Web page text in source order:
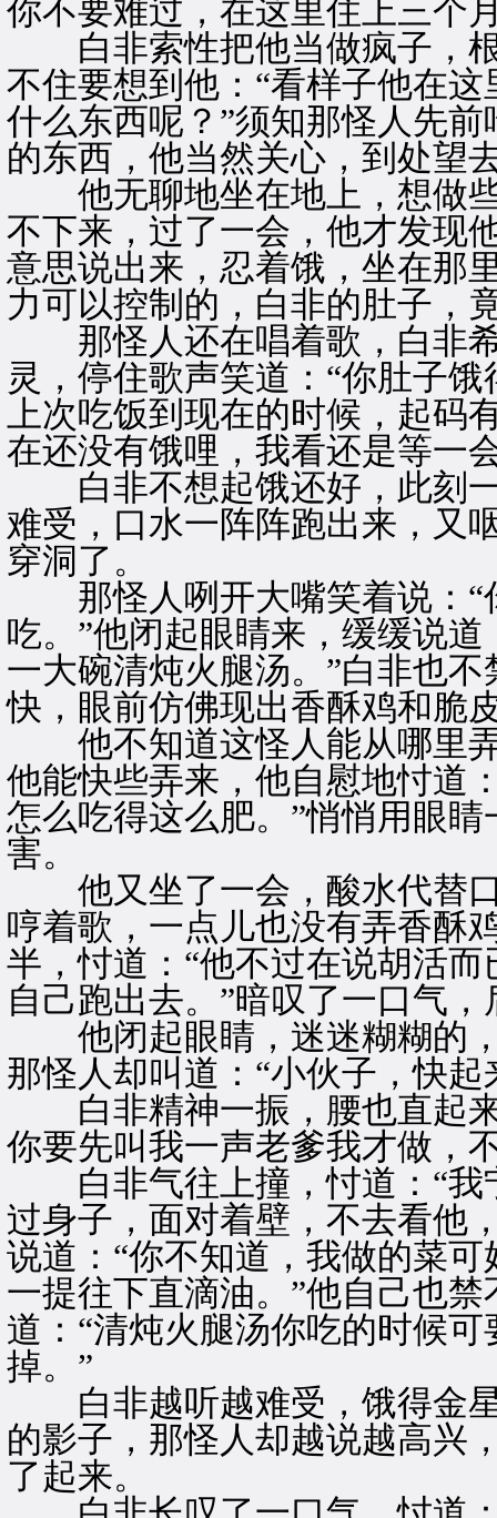
你不要难过，在这里住上三个
白非索性把他当做疯子，根
不住要想到他：“看样子他在
什么东西呢？”须知那怪人先
的东西，他当然关心，到处望
他无聊地坐在地上，想做些
不下来，过了一会，他才发现
意思说出来，忍着饿，坐在那
力可以控制的，白非的肚子，
那怪人还在唱着歌，白非希
灵，停住歌声笑道：“你肚子
上次吃饭到现在的时候，起码
在还没有饿哩，我看还是等一
白非不想起饿还好，此刻一
难受，口水一阵阵跑出来，又
穿洞了。
那怪人咧开大嘴笑着说：“
吃。”他闭起眼睛来，缓缓说
一大碗清炖火腿汤。”白非也
快，眼前仿佛现出香酥鸡和脆
他不知道这怪人能从哪里弄
他能快些弄来，他自慰地忖道
怎么吃得这么肥。”悄悄用眼
害。
他又坐了一会，酸水代替口
哼着歌，一点儿也没有弄香酥
半，忖道：“他不过在说胡活
自己跑出去。”暗叹了一口气
他闭起眼睛，迷迷糊糊的，
那怪人却叫道：“小伙子，快
白非精神一振，腰也直起来
你要先叫我一声老爹我才做
白非气往上撞，忖道：“我
过身子，面对着壁，不去看他
说道：“你不知道，我做的菜
一提往下直滴油。”他自己也
道：“清炖火腿汤你吃的时候
掉。”
白非越听越难受，饿得金星
的影子，那怪人却越说越高兴
了起来。